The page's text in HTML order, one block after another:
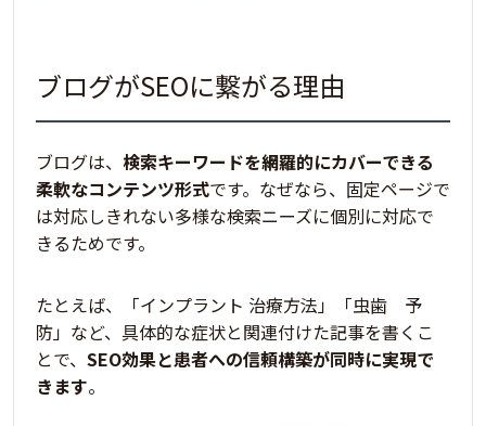
ブログがSEOに繋がる理由
ブログは、 検索キーワードを網羅的にカバーできる
柔軟なコンテンツ形式です。なぜなら、 固定ページで
は対応しきれない多様な検索ニーズに個別に対応で
きるためです。
たとえば、
「インプラント 治療方法」「虫歯 予
防」 など、具体的な症状と関連付けた記事を書くこ
とで、 SEO効果と患者への信頼構築が同時に実現で
きます。